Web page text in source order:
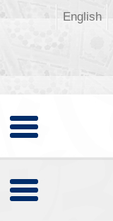
English